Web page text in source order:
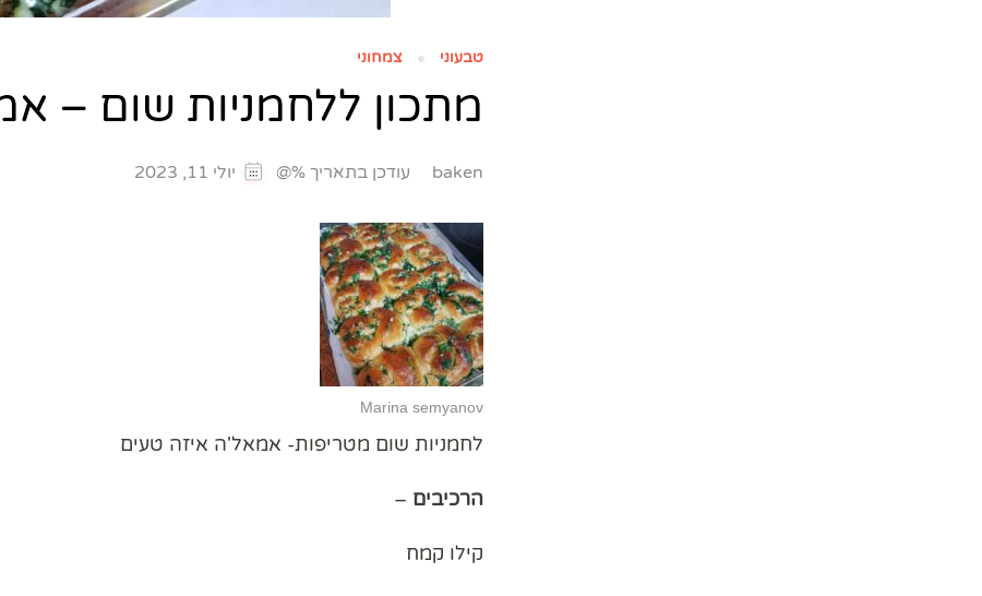
טבעוני צמחוני
מתכון ללחמניות שום –
baken עודכן בתאריך %@ יולי 11, 2023
Marina semyanov
לחמניות שום מטריפות- אמאל'ה איזה טעים
הרכיבים –
קילו קמח